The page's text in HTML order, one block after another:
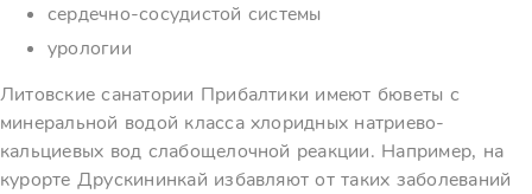
сердечно-сосудистой системы
урологии
Литовские санатории Прибалтики имеют бюветы с
минеральной водой класса хлоридных натриево-
кальциевых вод слабощелочной реакции. Например, на
курорте Друскининкай избавляют от таких заболеваний